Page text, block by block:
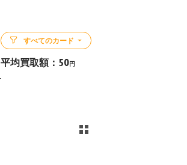
すべてのカード
平均買取額： 50円